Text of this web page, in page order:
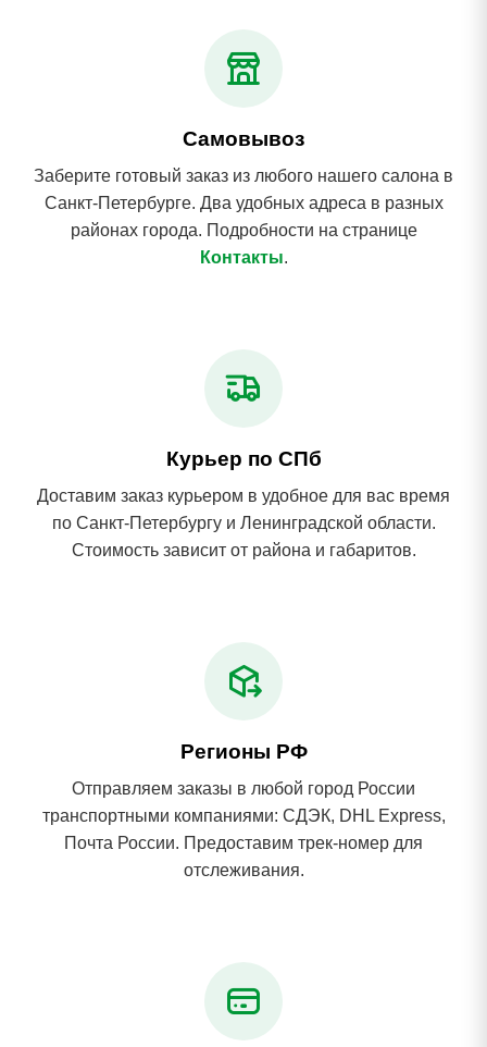
Самовывоз
Заберите готовый заказ из любого нашего салона в
Санкт-Петербурге. Два удобных адреса в разных
районах города. Подробности на странице
Контакты.
Курьер по СПб
Доставим заказ курьером в удобное для вас время
по Санкт-Петербургу и Ленинградской области.
Стоимость зависит от района и габаритов.
Регионы РФ
Отправляем заказы в любой город России
транспортными компаниями: СДЭК, DHL Express,
Почта России. Предоставим трек-номер для
отслеживания.